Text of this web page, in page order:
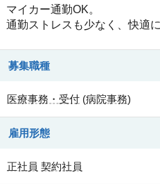
マイカー通勤OK。
通勤ストレスも少なく、快適
募集職種
医療事務・受付 (病院事務)
雇用形態
正社員 契約社員